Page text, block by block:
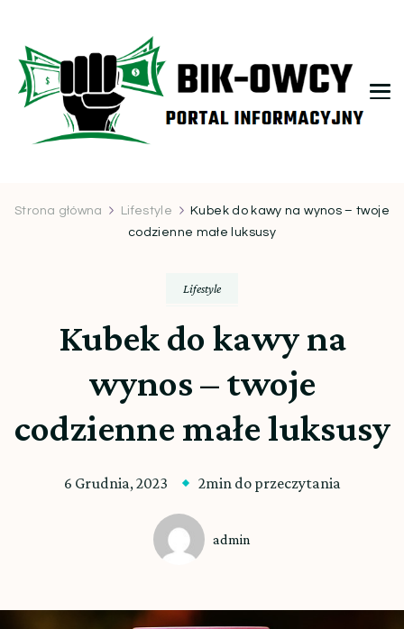
Strona główna Lifestyle
Kubek do kawy na wynos – twoje
codzienne małe luksusy
Lifestyle
Kubek do kawy na
wynos – twoje
codzienne małe luksusy
6 Grudnia, 2023 2min do przeczytania
admin